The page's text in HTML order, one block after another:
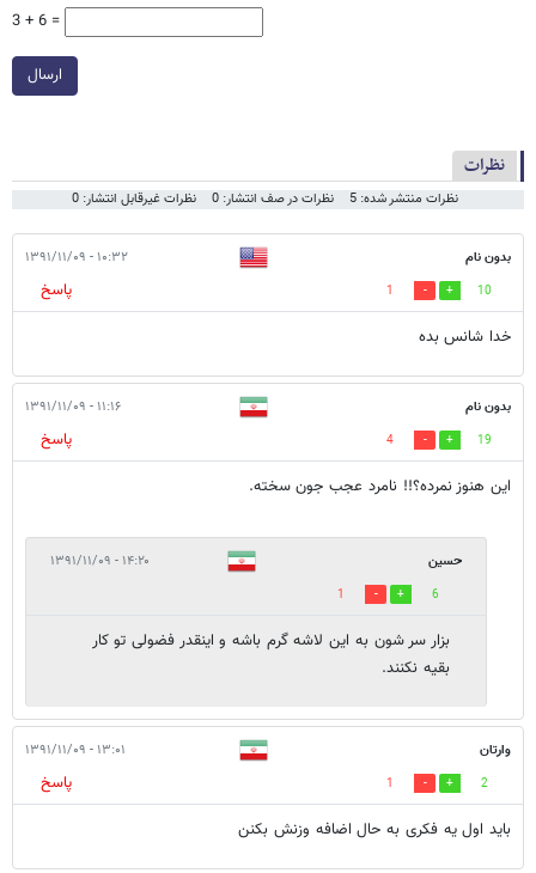
3 + 6 =
ارسال
نظرات
نظرات منتشر شده: 5 نظرات در صف انتشار: 0 نظرات غیرقابل انتشار: 0
بدون نام ۱۰:۳۲ - ۱۳۹۱/۱۱/۰۹
10
1
پاسخ
خدا شانس بده
بدون نام ۱۱:۱۶ - ۱۳۹۱/۱۱/۰۹
19
4
پاسخ
این هنوز نمرده؟!! نامرد عجب جون سخته.
حسین ۱۴:۲۰ - ۱۳۹۱/۱۱/۰۹
6
1
بزار سر شون به این لاشه گرم باشه و اینقدر فضولی تو کار
بقیه نکنند.
وارتان ۱۳:۰۱ - ۱۳۹۱/۱۱/۰۹
2
1
پاسخ
باید اول یه فکری به حال اضافه وزنش بکنن